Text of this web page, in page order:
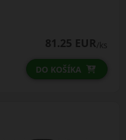
81.25 EUR/ks
DO KOŠÍKA